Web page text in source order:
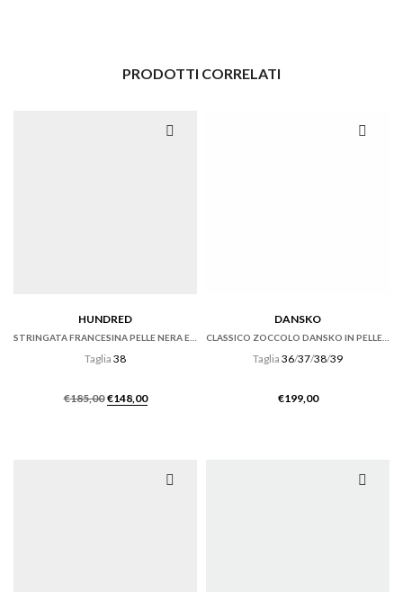
PRODOTTI CORRELATI
HUNDRED
Taglia 38
€185,00 Il
€148,00Il
DANSKO
Taglia 36/37/38/39
€199,00